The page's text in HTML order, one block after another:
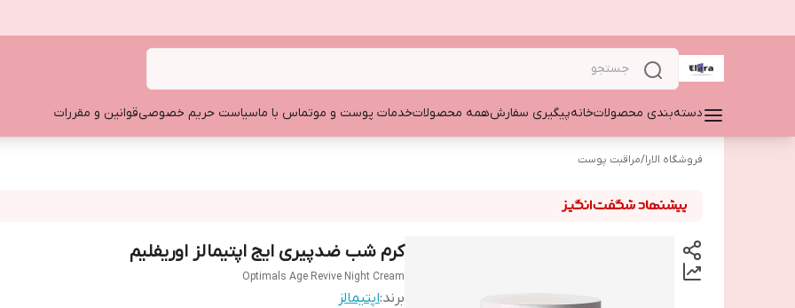
دسته‌بندی محصولاتخانهپیگیری سفارشهمه محصولاتخدمات پوست و موتماس با ماسیاست حریم خصوصیقوانین و مقررات
فروشگاه الارا/مراقبت پوست
کرم شب ضدپیری ایج اپتیمالز اوریفلیم
Optimals Age Revive Night Cream
برند:اپتیمالز